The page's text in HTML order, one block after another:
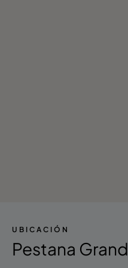
UBICACIÓN
Pestana Grand